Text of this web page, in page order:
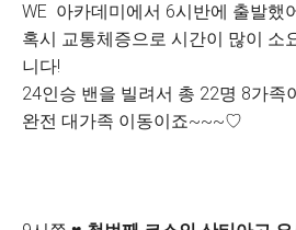
WE 아카데미에서 6시반에 출발했
혹시 교통체증으로 시간이 많이 소
니다!
24인승 밴을 빌려서 총 22명 8가족
완전 대가족 이동이죠~~~♡